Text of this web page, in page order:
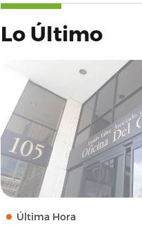
Lo Último
Última Hora